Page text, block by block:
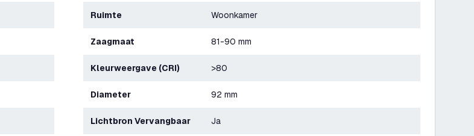
Ruimte Woonkamer
Zaagmaat 81-90 mm
Kleurweergave (CRI) >80
Diameter 92 mm
Lichtbron Vervangbaar Ja